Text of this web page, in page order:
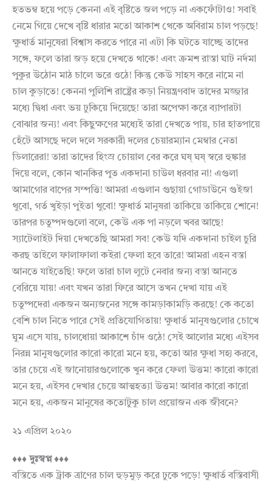
হতভম্ব হয়ে পড়ে কেননা এই বৃষ্টিতে জল পড়ে না একফোঁটাও! সবাই
নেমে গিয়ে দেখে বৃষ্টি ধারার মতো আকাশ থেকে অবিরাম চাল পড়ছে!
ক্ষুধার্ত মানুষেরা বিশ্বাস করতে পারে না এটা কি ঘটতে যাচ্ছে তাদের
সঙ্গে, ফলে তারা জড় হয়ে দেখতে থাকে! এবং ক্রমশ রাস্তা ঘাট নর্দমা
পুকুর উঠোন মাঠ চালে ভরে ওঠে! কিন্তু কেউ সাহস করে নামে না
চাল কুড়াতে! কেননা পুলিশি রাষ্ট্রের কড়া নিয়ন্ত্রণবাদ তাদের মজ্জার
মধ্যে দ্বিধা এবং ভয় ঢুকিয়ে দিয়েছে! তারা অপেক্ষা করে ব্যাপারটা
বোঝার জন্য! এবং কিছুক্ষণের মধ্যেই তারা দেখতে পায়, চার হাতপায়ে
হেঁটে আসছে দলে দলে সরকারী দলের চেয়ারম্যান মেম্বার নেতা
ডিলারেরা! তারা তাদের হিংস্র চোয়াল বের করে ঘষ্‌ ঘষ্‌ স্বরে হুঙ্কার
দিয়ে বলে, কোন খানকির পুত একদানা চাউল ধরবার না! এগুলা
আমাগোর বাপের সম্পত্তি! আমরা এগুলান গুছায়া গোডাউনে গুইজা
থুবো, গর্ত খুইড়া পুইতা থুবো! ক্ষুধার্ত মানুষরা তাকিয়ে তাকিয়ে শোনে!
তারপর চতুষ্পদগুলো বলে, কেউ এক পা নড়লে খবর আছে!
স্যাটেলাইট দিয়া দেখতেছি আমরা সব! কেউ যদি একদানা চাইল চুরি
করছ তাইলে ফালাফালা কইরা ফেলা হবে তারে! আমরা এহন বস্তা
আনতে যাইতেছি! ফলে তারা চাল লুটে নেবার জন্য বস্তা আনতে
বেরিয়ে যায়! এবং যখন তারা ফিরে আসে তখন দেখা যায় এই
চতুষ্পদেরা একজন অন্যজনের সঙ্গে কামড়াকামড়ি করছে! কে কতো
বেশি চাল নিতে পারে সেই প্রতিযোগিতায়! ক্ষুধার্ত মানুষগুলোর চোখে
ঘুম এসে যায়, চালধোয়া আকাশে চাঁদ ওঠে! সেই আলোর মধ্যে এইসব
নিরন্ন মানুষগুলোর কারো কারো মনে হয়, কতো আর ক্ষুধা সহ্য করবে,
তার চেয়ে এই জানোয়ারগুলোকে খুন করে ফেলা উত্তম! কারো কারো
মনে হয়, এইসব দেখার চেয়ে আত্মহত্যা উত্তম! আবার কারো কারো
মনে হয়, একজন মানুষের কতোটুকু চাল প্রয়োজন এক জীবনে?
২১ এপ্রিল ২০২০
♦♦♦ দুঃস্বপ্ন ♦♦♦
বস্তিতে এক ট্রাক ত্রাণের চাল হুড়মুড় করে ঢুকে পড়ে! ক্ষুধার্ত বস্তিবাসী